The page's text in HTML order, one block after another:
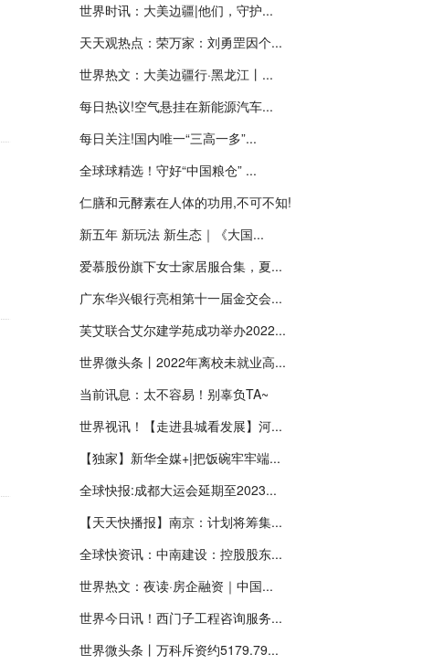
世界时讯：大美边疆|他们，守护...
天天观热点：荣万家：刘勇罡因个...
世界热文：大美边疆行·黑龙江丨...
每日热议!空气悬挂在新能源汽车...
每日关注!国内唯一“三高一多”...
全球球精选！守好“中国粮仓” ...
仁膳和元酵素在人体的功用,不可不知!
新五年 新玩法 新生态｜《大国...
爱慕股份旗下女士家居服合集，夏...
广东华兴银行亮相第十一届金交会...
芙艾联合艾尔建学苑成功举办2022...
世界微头条丨2022年离校未就业高...
当前讯息：太不容易！别辜负TA~
世界视讯！【走进县城看发展】河...
【独家】新华全媒+|把饭碗牢牢端...
全球快报:成都大运会延期至2023...
【天天快播报】南京：计划将筹集...
全球快资讯：中南建设：控股股东...
世界热文：夜读·房企融资｜中国...
世界今日讯！西门子工程咨询服务...
世界微头条丨万科斥资约5179.79...